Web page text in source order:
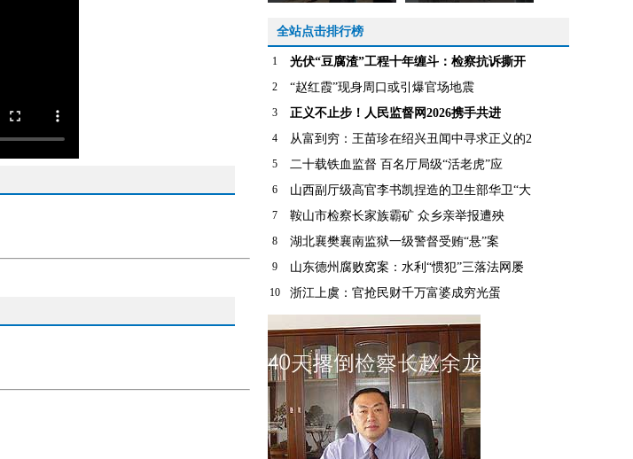
全站点击排行榜
1 光伏“豆腐渣”工程十年缠斗：检察抗诉撕开
2 “赵红霞”现身周口或引爆官场地震
3 正义不止步！人民监督网2026携手共进
4 从富到穷：王苗珍在绍兴丑闻中寻求正义的2
5 二十载铁血监督 百名厅局级“活老虎”应
6 山西副厅级高官李书凯捏造的卫生部华卫“大
7 鞍山市检察长家族霸矿 众乡亲举报遭殃
8 湖北襄樊襄南监狱一级警督受贿“悬”案
9 山东德州腐败窝案：水利“惯犯”三落法网屡
10 浙江上虞：官抢民财千万富婆成穷光蛋